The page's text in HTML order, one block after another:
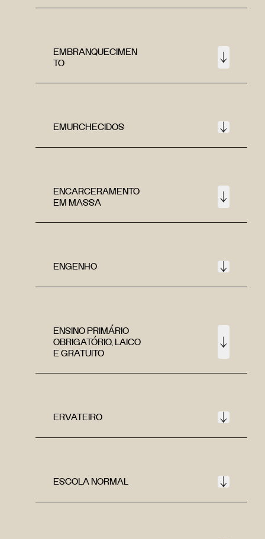
EMBRANQUECIMEN
TO
EMURCHECIDOS
ENCARCERAMENTO
EM MASSA
ENGENHO
ENSINO PRIMÁRIO
OBRIGATÓRIO, LAICO
E GRATUITO
ERVATEIRO
ESCOLA NORMAL